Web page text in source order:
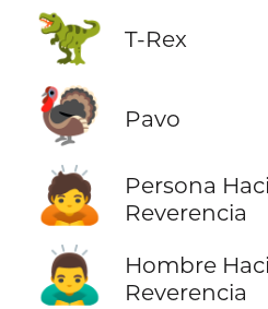
🦖 T-Rex
🦃 Pavo
🙇
Persona
Reverencia
🙇‍♂️
Hombre
Reverencia